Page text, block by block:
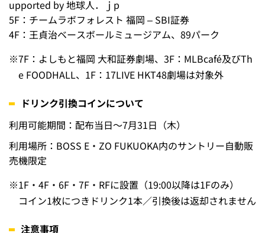
BOSS E・ZO FUKUOKA 各アトラクション
配布方法・条件
BOSS E・ZO FUKUOKA内アトラクションご利用で、「ク
ラブホークス会員証」または「タカポイント会員証」をご
す。
※お一人様につき1枚限り
※有料チケット購入者のみ対象
※グッズ購入は対象外
対象アトラクション
RF：絶景3兄弟 ＳＭＢＣ日興証券
7F：Sanrio characters Dream!ng Park